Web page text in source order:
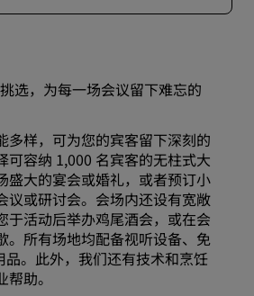
选，为每一场会议留下难忘的
多样，可为您的宾客留下深刻的
可容纳 1,000 名宾客的无柱式大
盛大的宴会或婚礼，或者预订小
议或研讨会。会场内还设有宽敞
于活动后举办鸡尾酒会，或在会
。所有场地均配备视听设备、免
品。此外，我们还有技术和烹饪
助。